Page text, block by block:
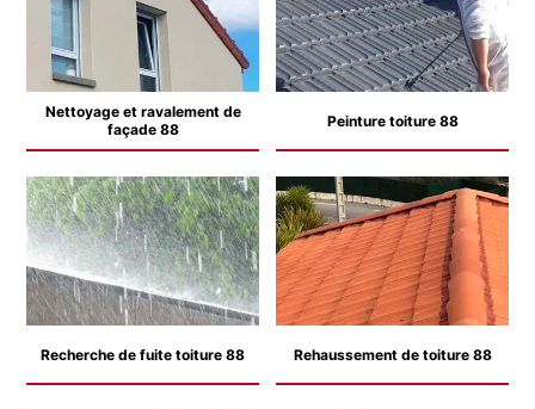
Nettoyage et ravalement de
façade 88
Peinture toiture 88
Recherche de fuite toiture 88 Rehaussement de toiture 88